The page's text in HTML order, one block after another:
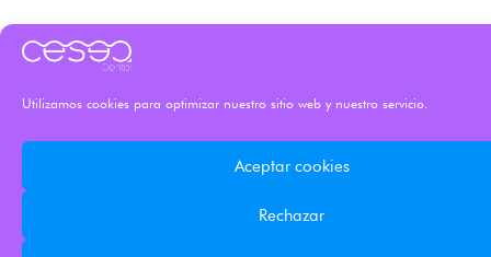
Utilizamos cookies para optimizar nuestro sitio web y nuestro servicio.
Aceptar cookies
Rechazar